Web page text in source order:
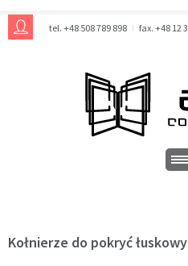
tel. +48 508 789 898 fax. +48 12
Kołnierze do pokryć